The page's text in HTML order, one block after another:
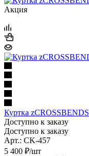
Акция
Куртка zCROSSBENDS
Доступно к заказу
Доступно к заказу
Арт.: CK-457
5 400 ₽/шт